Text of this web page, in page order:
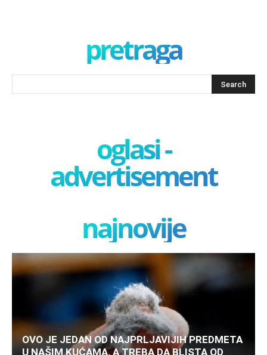
pretraga
oglasi -
advertisement
najnovije
OVO JE JEDAN OD NAJPRLJAVIJIH PREDMETA
U NAŠIM KUĆAMA, A TREBA DA BLISTA OD